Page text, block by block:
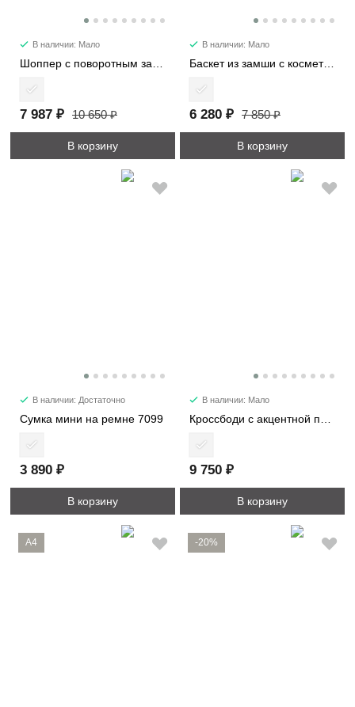
В наличии: Мало
7 987 ₽ 10 650 ₽
В корзину
В наличии: Мало
Баскет из замши с косметичкой 6785
6 280 ₽ 7 850 ₽
В корзину
В наличии: Достаточно
Сумка мини на ремне 7099
3 890 ₽
В корзину
В наличии: Мало
9 750 ₽
В корзину
A4 -20%